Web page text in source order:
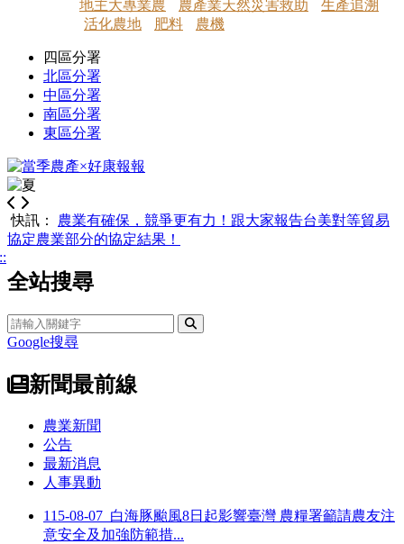
地主大專業農 農產業天然災害救助
生產追溯
活化農地
肥料 農機
四區分署
北區分署
中區分署
南區分署
東區分署
快訊： 農業有確保，競爭更有力！跟大家報告台美對等貿易
協定農業部分的協定結果！
全站搜尋
全文檢索
Google搜尋
新聞最前線
農業新聞
公告
最新消息
人事異動
115-08-07 白海豚颱風8日起影響臺灣 農糧署籲請農友注
意安全及加強防範措...